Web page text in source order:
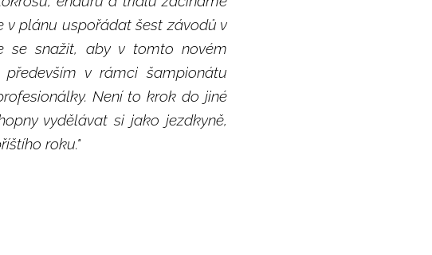
v plánu uspořádat šest závodů v
se snažit, aby v tomto novém
v rámci šampionátu
Není to krok do jiné
vydělávat si jako jezdkyně,
roku."